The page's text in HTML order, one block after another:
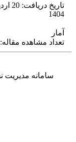
تاریخ دریافت: 20 اردیبهشت 1404
1404
آمار
تعداد مشاهده مقاله: 85
سامانه مدیریت